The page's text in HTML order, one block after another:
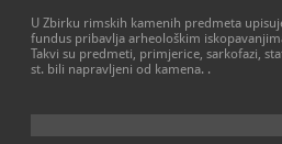
U Zbirku rimskih kamenih predmeta
fundus pribavlja arheološkim
Takvi su predmeti, primjerice, sarkofazi,
st. bili napravljeni od kamena. .